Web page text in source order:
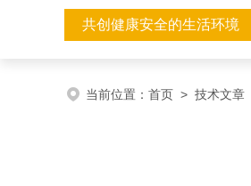
共创健康安全的生活环境
当前位置： 首页 > 技术文章